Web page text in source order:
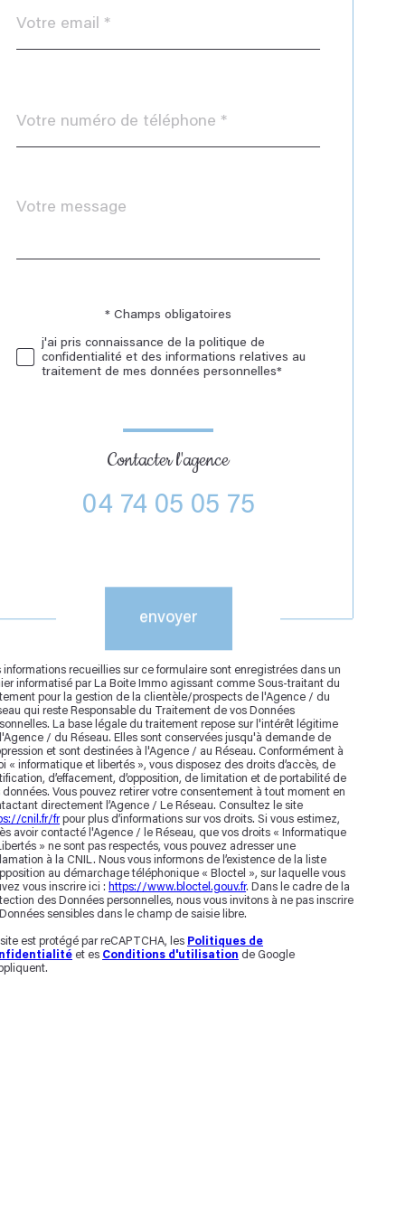
*
*
Fieldset
défaut
Message
Validation* Champs obligatoires
j'ai pris connaissance de la politique de
confidentialité et des informations relatives au
traitement de mes données personnelles*
Contacter l'agence
04 74 05 05 75
envoyer
informations recueillies sur ce formulaire sont enregistrées dans un
informatisé par La Boite Immo agissant comme Sous-traitant du
pour la gestion de la clientèle/prospects de l'Agence / du
qui reste Responsable du Traitement de vos Données
La base légale du traitement repose sur l'intérêt légitime
/ du Réseau. Elles sont conservées jusqu'à demande de
et sont destinées à l'Agence / au Réseau. Conformément à
« informatique et libertés », vous disposez des droits d’accès, de
d’effacement, d’opposition, de limitation et de portabilité de
données. Vous pouvez retirer votre consentement à tout moment en
directement l’Agence / Le Réseau. Consultez le site
cnil.fr/frpour plus d’informations sur vos droits. Si vous estimez,
avoir contacté l'Agence / le Réseau, que vos droits « Informatique
» ne sont pas respectés, vous pouvez adresser une
à la CNIL. Nous vous informons de l’existence de la liste
au démarchage téléphonique « Bloctel », sur laquelle vous
vous inscrire ici : https://www.bloctel.gouv.fr. Dans le cadre de la
des Données personnelles, nous vous invitons à ne pas inscrire
sensibles dans le champ de saisie libre.
est protégé par reCAPTCHA, les Politiques de
et es Conditions d'utilisation de Google